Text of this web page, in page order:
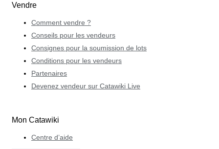
Vendre
Comment vendre ?
Conseils pour les vendeurs
Consignes pour la soumission de lots
Conditions pour les vendeurs
Partenaires
Devenez vendeur sur Catawiki Live
Mon Catawiki
Centre d’aide